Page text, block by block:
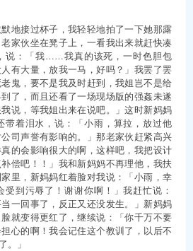
地接过杯子，我轻轻地拍了一下她那露
家伙坐在凳子上，一看我出来就赶快凑
说：「我……我真的该死，一时色胆包
有大量，放我一马，好吗？」我罢了罢
鬼，要不是我及时赶到，我姐岂不是给
了，而且还看了一场现场版的强姦未遂
说，等我姐出来在说吧。」这时新妈妈
带着泪水，说：「小雨，算拉，放过他
司声誉有影响的。」那老家伙赶紧高兴
的会影响很大的啊，这样吧，我把设计
偿吧！！」我和新妈妈不再理他，我扶
里，新妈妈红着脸对我说：「小雨，幸
到污辱了！谢谢你啊！」我赶忙说：
当一回事了，反正又还没发生。」新妈妈
就变得更红了，继续说：「你千万不要
心的啊！我会记住这个教训了，以后不
。」